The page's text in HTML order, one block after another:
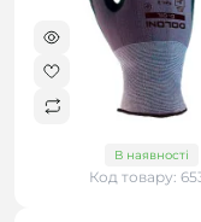
В наявності
Код товару: